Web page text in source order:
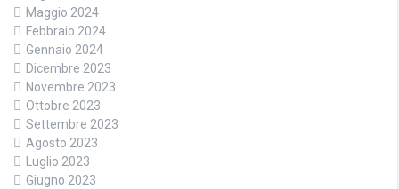
Maggio 2024
Febbraio 2024
Gennaio 2024
Dicembre 2023
Novembre 2023
Ottobre 2023
Settembre 2023
Agosto 2023
Luglio 2023
Giugno 2023